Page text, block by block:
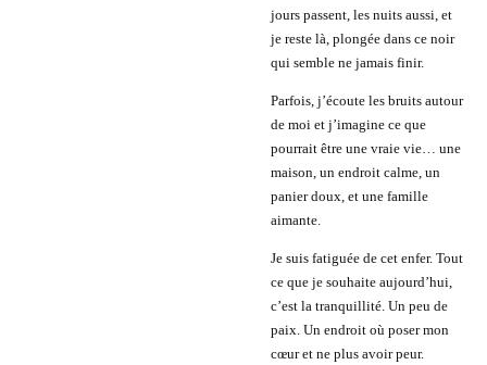
jours passent, les nuits aussi, et
je reste là, plongée dans ce noir
qui semble ne jamais finir.
Parfois, j’écoute les bruits autour
de moi et j’imagine ce que
pourrait être une vraie vie… une
maison, un endroit calme, un
panier doux, et une famille
aimante.
Je suis fatiguée de cet enfer. Tout
ce que je souhaite aujourd’hui,
c’est la tranquillité. Un peu de
paix. Un endroit où poser mon
cœur et ne plus avoir peur.